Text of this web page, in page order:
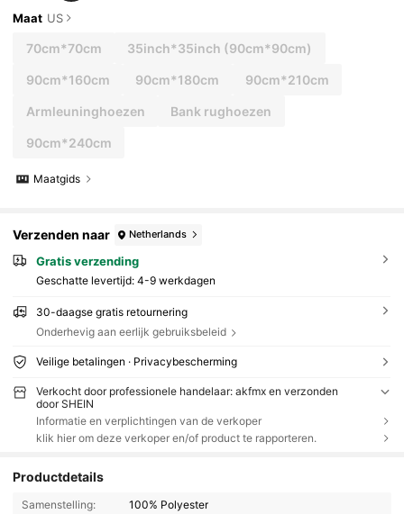
Maat US
70cm*70cm 35inch*35inch (90cm*90cm)
90cm*160cm 90cm*180cm 90cm*210cm
Armleuninghoezen Bank rughoezen
90cm*240cm
Maatgids
Verzenden naar Netherlands
Gratis verzending
Geschatte levertijd: 4-9 werkdagen
30-daagse gratis retournering
Onderhevig aan eerlijk gebruiksbeleid
Veilige betalingen · Privacybescherming
Verkocht door professionele handelaar: akfmx en verzonden
door SHEIN
Informatie en verplichtingen van de verkoper
klik hier om deze verkoper en/of product te rapporteren.
Productdetails
Samenstelling: 100% Polyester